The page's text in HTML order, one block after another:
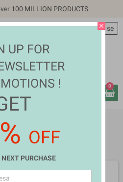
100 MILLION PRODUCTS.
personPřihlásit se
0
produkty
close
UP FOR
!
OFF
NEXT PURCHASE